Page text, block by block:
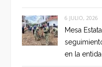
6 JULIO, 2026
Mesa
en la